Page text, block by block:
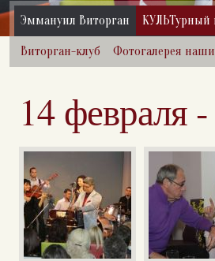
Эммануил Виторган КУЛЬТурный
Виторган-клуб Фотогалерея
14 февраля